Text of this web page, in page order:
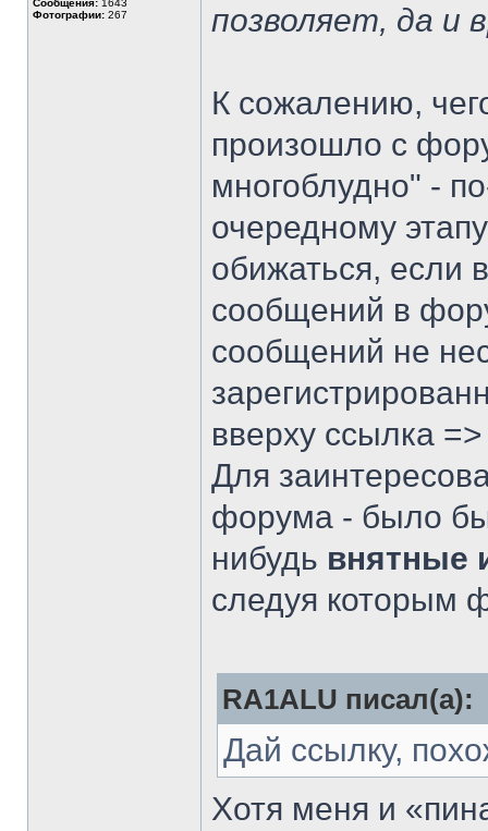
Сообщения: 1643
Фотографии: 267 позволяет, да и
К сожалению,
произошло с
многоблудно" -
очередному
обижаться, если
сообщений в
сообщений не
вверху ссылка
Для
форума - было бы
нибудь внятные
следуя которым
RA1ALU писал(а):
Дай ссылку,
Хотя меня и